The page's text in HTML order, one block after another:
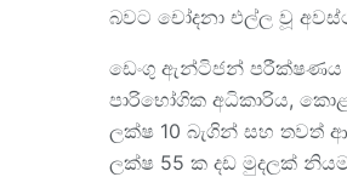
බවට චෝදනා එල්ල වූ
ඩෙංගු ඇන්ටිජන් පරීක්ෂණය
පාරිභෝගික අධිකාරිය,
ලක්ෂ 10 බැගින් සහ තවත්
ලක්ෂ 55 ක දඩ මුදලක්